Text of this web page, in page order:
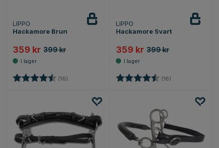
LIPPO
Hackamore Brun
359 kr 399 kr
Betyg: (16) 4.8 utav 5 stjärnor
LIPPO
Hackamore Svart
359 kr 399 kr
Betyg: (16)